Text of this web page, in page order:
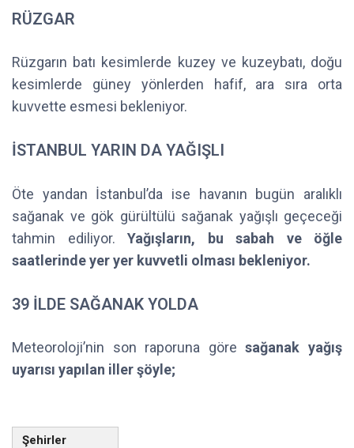
RÜZGAR
Rüzgarın batı kesimlerde kuzey ve kuzeybatı, doğu
kesimlerde güney yönlerden hafif, ara sıra orta
kuvvette esmesi bekleniyor.
İSTANBUL YARIN DA YAĞIŞLI
Öte yandan İstanbul’da ise havanın bugün aralıklı
sağanak ve gök gürültülü sağanak yağışlı geçeceği
tahmin ediliyor. Yağışların, bu sabah ve öğle
saatlerinde yer yer kuvvetli olması bekleniyor.
39 İLDE SAĞANAK YOLDA
Meteoroloji’nin son raporuna göresağanak yağış
uyarısı yapılan iller şöyle;
Şehirler